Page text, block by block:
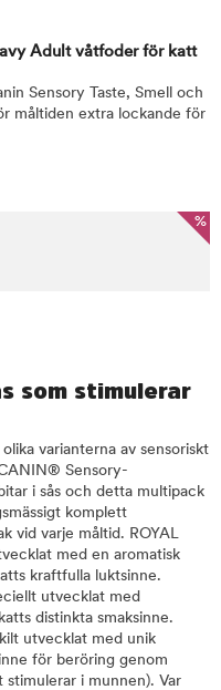
Adult våtfoder för katt
Sensory Taste, Smell och
måltiden extra lockande för
%
som stimulerar
varianterna av sensoriskt
Sensory-
i sås och detta multipack
komplett
vid varje måltid. ROYAL
med en aromatisk
kraftfulla luktsinne.
utvecklat med
distinkta smaksinne.
utvecklat med unik
för beröring genom
stimulerar i munnen). Var